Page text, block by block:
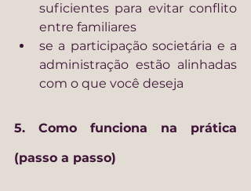
suficientes para evitar conflito
entre familiares
se a participação societária e a
administração estão alinhadas
com o que você deseja
5. Como funciona na prática
(passo a passo)